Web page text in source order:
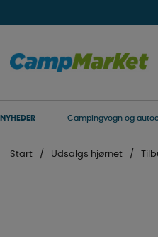
NYHEDER Campingvogn og
Start Udsalgs hjørnet